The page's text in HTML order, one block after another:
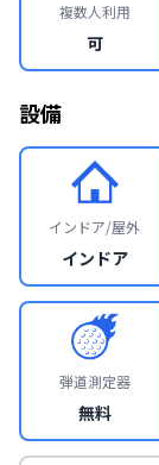
複数人利用
可
設備
インドア/屋外
インドア
弾道測定器
無料